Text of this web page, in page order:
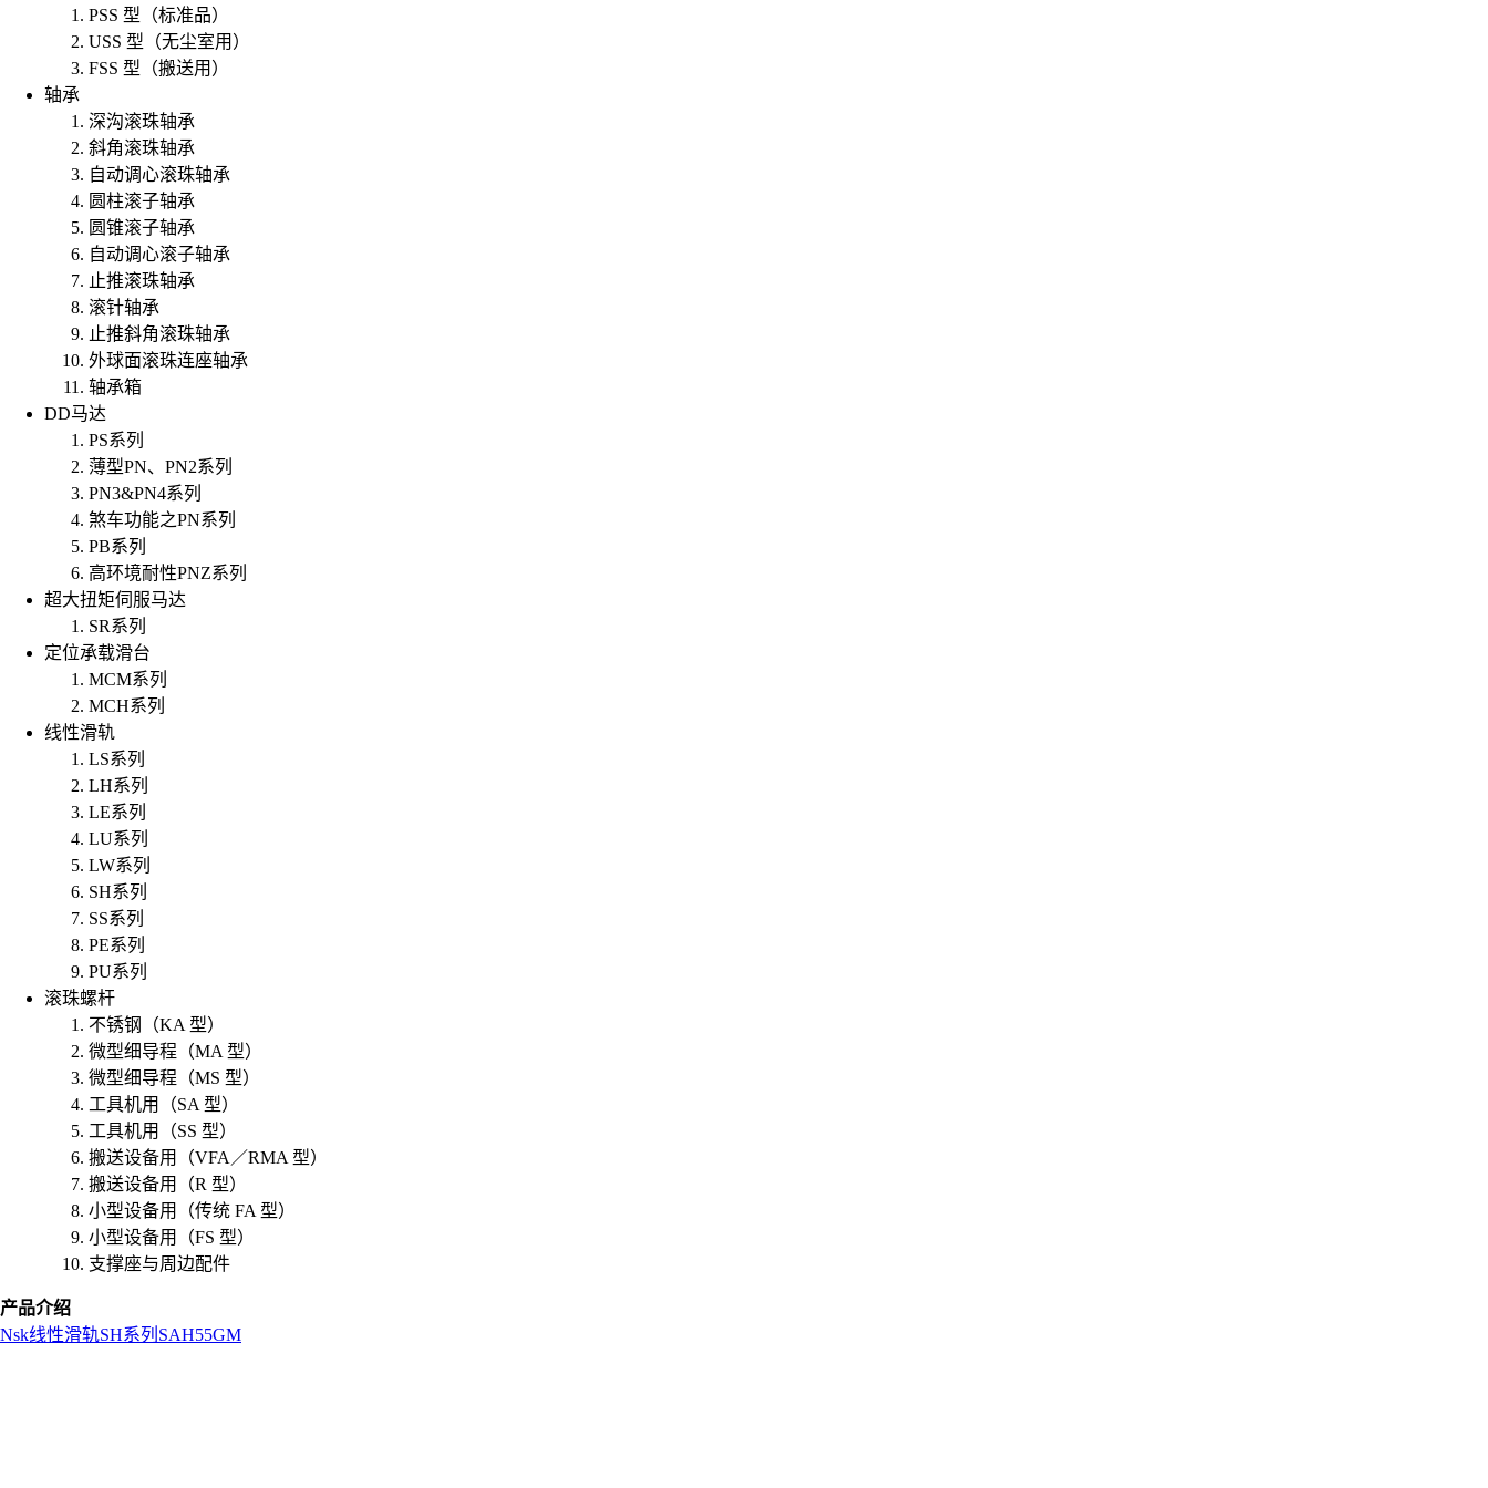
PSS 型（标准品）
USS 型（无尘室用）
FSS 型（搬送用）
轴承
深沟滚珠轴承
斜角滚珠轴承
自动调心滚珠轴承
圆柱滚子轴承
圆锥滚子轴承
自动调心滚子轴承
止推滚珠轴承
滚针轴承
止推斜角滚珠轴承
外球面滚珠连座轴承
轴承箱
DD马达
PS系列
薄型PN、PN2系列
PN3&PN4系列
煞车功能之PN系列
PB系列
高环境耐性PNZ系列
超大扭矩伺服马达
SR系列
定位承载滑台
MCM系列
MCH系列
线性滑轨
LS系列
LH系列
LE系列
LU系列
LW系列
SH系列
SS系列
PE系列
PU系列
滚珠螺杆
不锈钢（KA 型）
微型细导程（MA 型）
微型细导程（MS 型）
工具机用（SA 型）
工具机用（SS 型）
搬送设备用（VFA／RMA 型）
搬送设备用（R 型）
小型设备用（传统 FA 型）
小型设备用（FS 型）
支撑座与周边配件
产品介绍
Nsk线性滑轨SH系列 SAH55GM